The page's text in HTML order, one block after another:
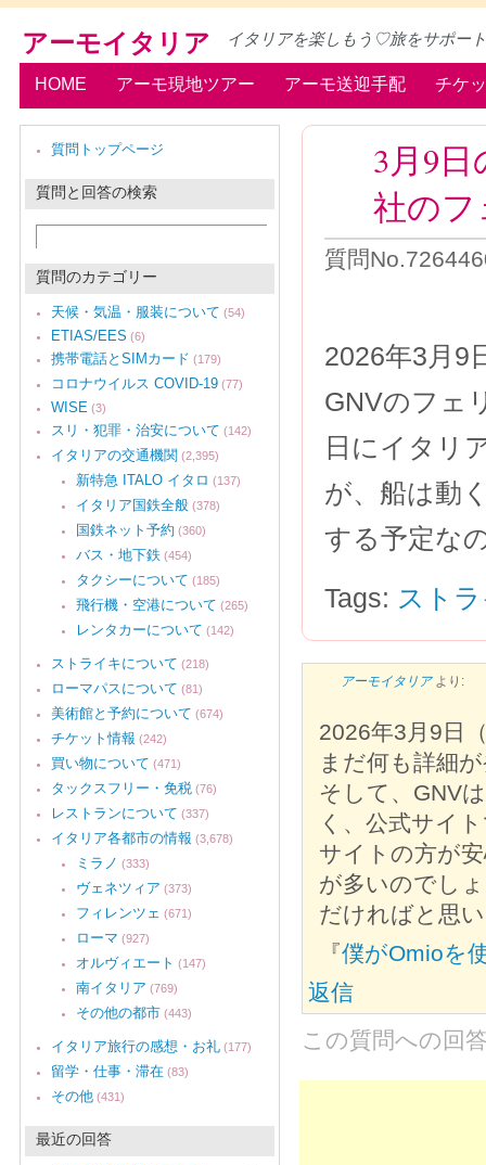
アーモイタリア イタリアを楽しもう♡旅をサポート
HOME アーモ現地ツアー アーモ送迎手配 チケ
3月9
社の
質問
2026年3月9
GNVのフェ
日にイタリ
が、船は動
する予定な
Tags: スト
アーモイタリア より:
2026年3月9日
まだ何も詳細
そして、GNV
く、公式サイ
サイトの方が
が多いのでし
だければと思
『僕がOmioを
返信
この質問への回
質問トップページ
質問と回答の検索
質問のカテゴリー
天候・気温・服装について (54)
ETIAS/EES (6)
携帯電話とSIMカード (179)
コロナウイルス COVID-19 (77)
WISE (3)
スリ・犯罪・治安について (142)
イタリアの交通機関 (2,395)
新特急 ITALO イタロ (137)
イタリア国鉄全般 (378)
国鉄ネット予約 (360)
バス・地下鉄 (454)
タクシーについて (185)
飛行機・空港について (265)
レンタカーについて (142)
ストライキについて (218)
ローマパスについて (81)
美術館と予約について (674)
チケット情報 (242)
買い物について (471)
タックスフリー・免税 (76)
レストランについて (337)
イタリア各都市の情報 (3,678)
ミラノ (333)
ヴェネツィア (373)
フィレンツェ (671)
ローマ (927)
オルヴィエート (147)
南イタリア (769)
その他の都市 (443)
イタリア旅行の感想・お礼 (177)
留学・仕事・滞在 (83)
その他 (431)
最近の回答